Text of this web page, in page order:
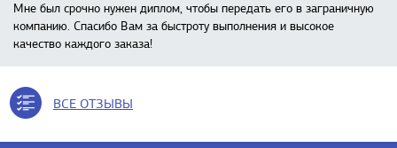
Мне был срочно нужен диплом, чтобы передать его в заграничную
компанию. Спасибо Вам за быстроту выполнения и высокое
качество каждого заказа!
ВСЕ ОТЗЫВЫ